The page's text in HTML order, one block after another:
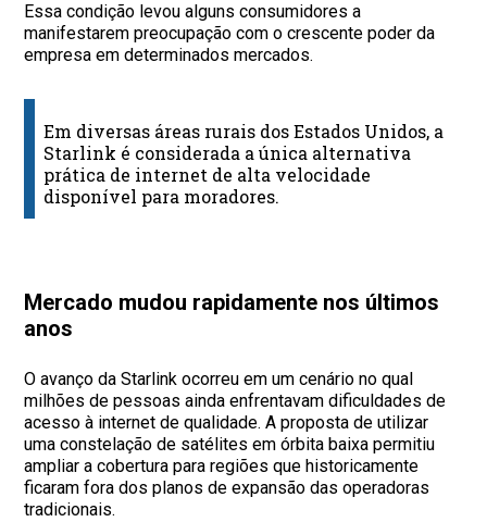
Essa condição levou alguns consumidores a
manifestarem preocupação com o crescente poder da
empresa em determinados mercados.
Em diversas áreas rurais dos Estados Unidos, a
Starlink é considerada a única alternativa
prática de internet de alta velocidade
disponível para moradores.
Mercado mudou rapidamente nos últimos
anos
O avanço da Starlink ocorreu em um cenário no qual
milhões de pessoas ainda enfrentavam dificuldades de
acesso à internet de qualidade. A proposta de utilizar
uma constelação de satélites em órbita baixa permitiu
ampliar a cobertura para regiões que historicamente
ficaram fora dos planos de expansão das operadoras
tradicionais.